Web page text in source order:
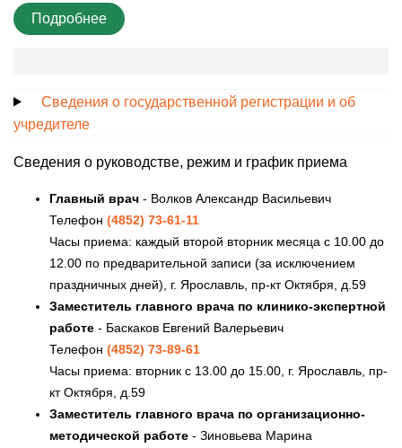
Подробнее
Сведения о государственной регистрации и об
учредителе
Сведения о руководстве, режим и график приема
Главный врач - Волков Александр Васильевич
Телефон (4852) 73-61-11
Часы приема: каждый второй вторник месяца с 10.00 до
12.00 по предварительной записи (за исключением
праздничных дней), г. Ярославль, пр-кт Октября, д.59
Заместитель главного врача по клинико-экспертной
работе - Баскаков Евгений Валерьевич
Телефон (4852) 73-89-61
Часы приема: вторник с 13.00 до 15.00, г. Ярославль, пр-
кт Октября, д.59
Заместитель главного врача по организационно-
методической работе - Зиновьева Марина